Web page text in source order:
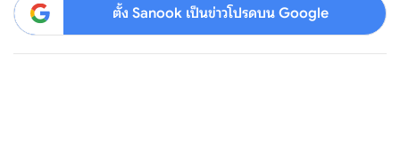
ตั้ง Sanook เป็นข่าวโปรดบน Google